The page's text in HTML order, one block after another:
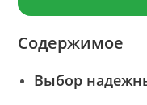
Содержимое
Выбор